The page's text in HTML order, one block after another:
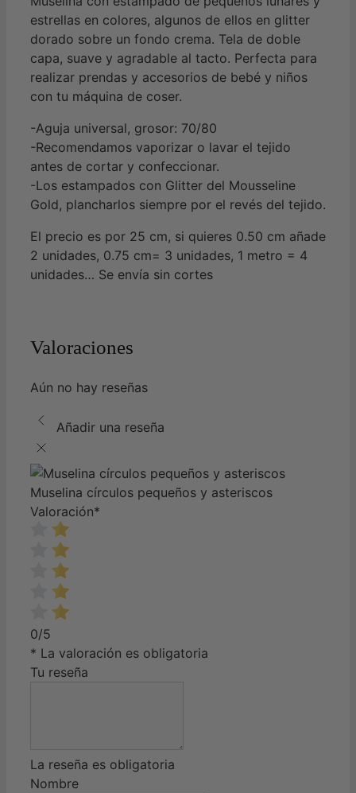
estrellas en colores, algunos de ellos en glitter
dorado sobre un fondo crema. Tela de doble
capa, suave y agradable al tacto. Perfecta para
realizar prendas y accesorios de bebé y niños
con tu máquina de coser.
-Aguja universal, grosor: 70/80
-Recomendamos vaporizar o lavar el tejido
antes de cortar y confeccionar.
-Los estampados con Glitter del Mousseline
Gold, plancharlos siempre por el revés del tejido.
El precio es por 25 cm, si quieres 0.50 cm añade
2 unidades, 0.75 cm= 3 unidades, 1 metro = 4
unidades… Se envía sin cortes
Valoraciones
Aún no hay reseñas
Añadir una reseña
Muselina círculos pequeños y asteriscos
Valoración*
0/5
* La valoración es obligatoria
Tu reseña
La reseña es obligatoria
Nombre